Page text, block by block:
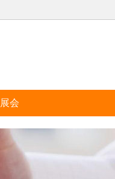
展会